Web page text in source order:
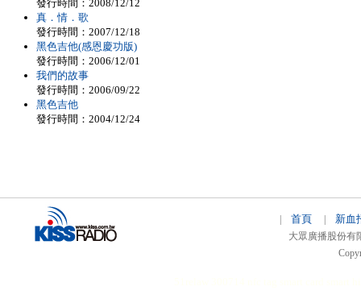
發行時間：2008/12/12
真．情．歌
發行時間：2007/12/18
黑色吉他(感恩慶功版)
發行時間：2006/12/01
我們的故事
發行時間：2006/09/22
黑色吉他
發行時間：2004/12/24
首頁 新血
大眾廣播股份有